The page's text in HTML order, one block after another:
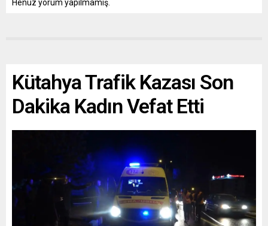
Henüz yorum yapılmamış.
Kütahya Trafik Kazası Son
Dakika Kadın Vefat Etti